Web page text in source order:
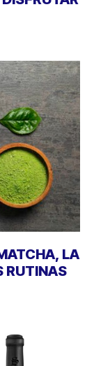
LA
RUTINAS